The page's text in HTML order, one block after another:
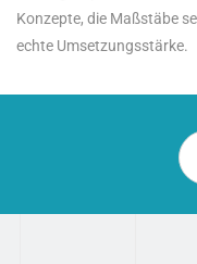
Konzepte, die Maßstäbe
echte Umsetzungsstärke.